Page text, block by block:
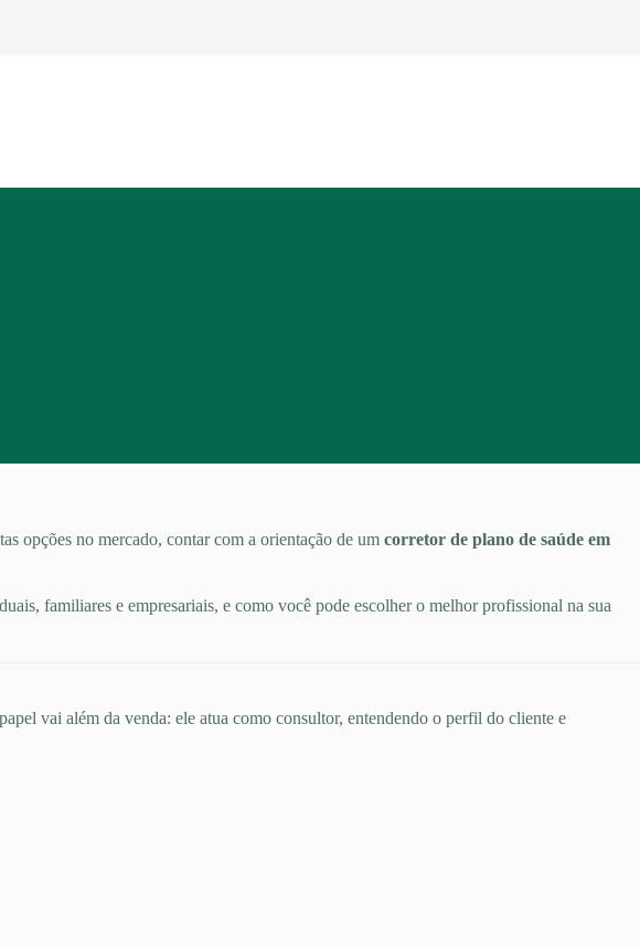
opções no mercado, contar com a orientação de um corretor de plano de saúde em
familiares e empresariais, e como você pode escolher o melhor profissional na sua
vai além da venda: ele atua como consultor, entendendo o perfil do cliente e